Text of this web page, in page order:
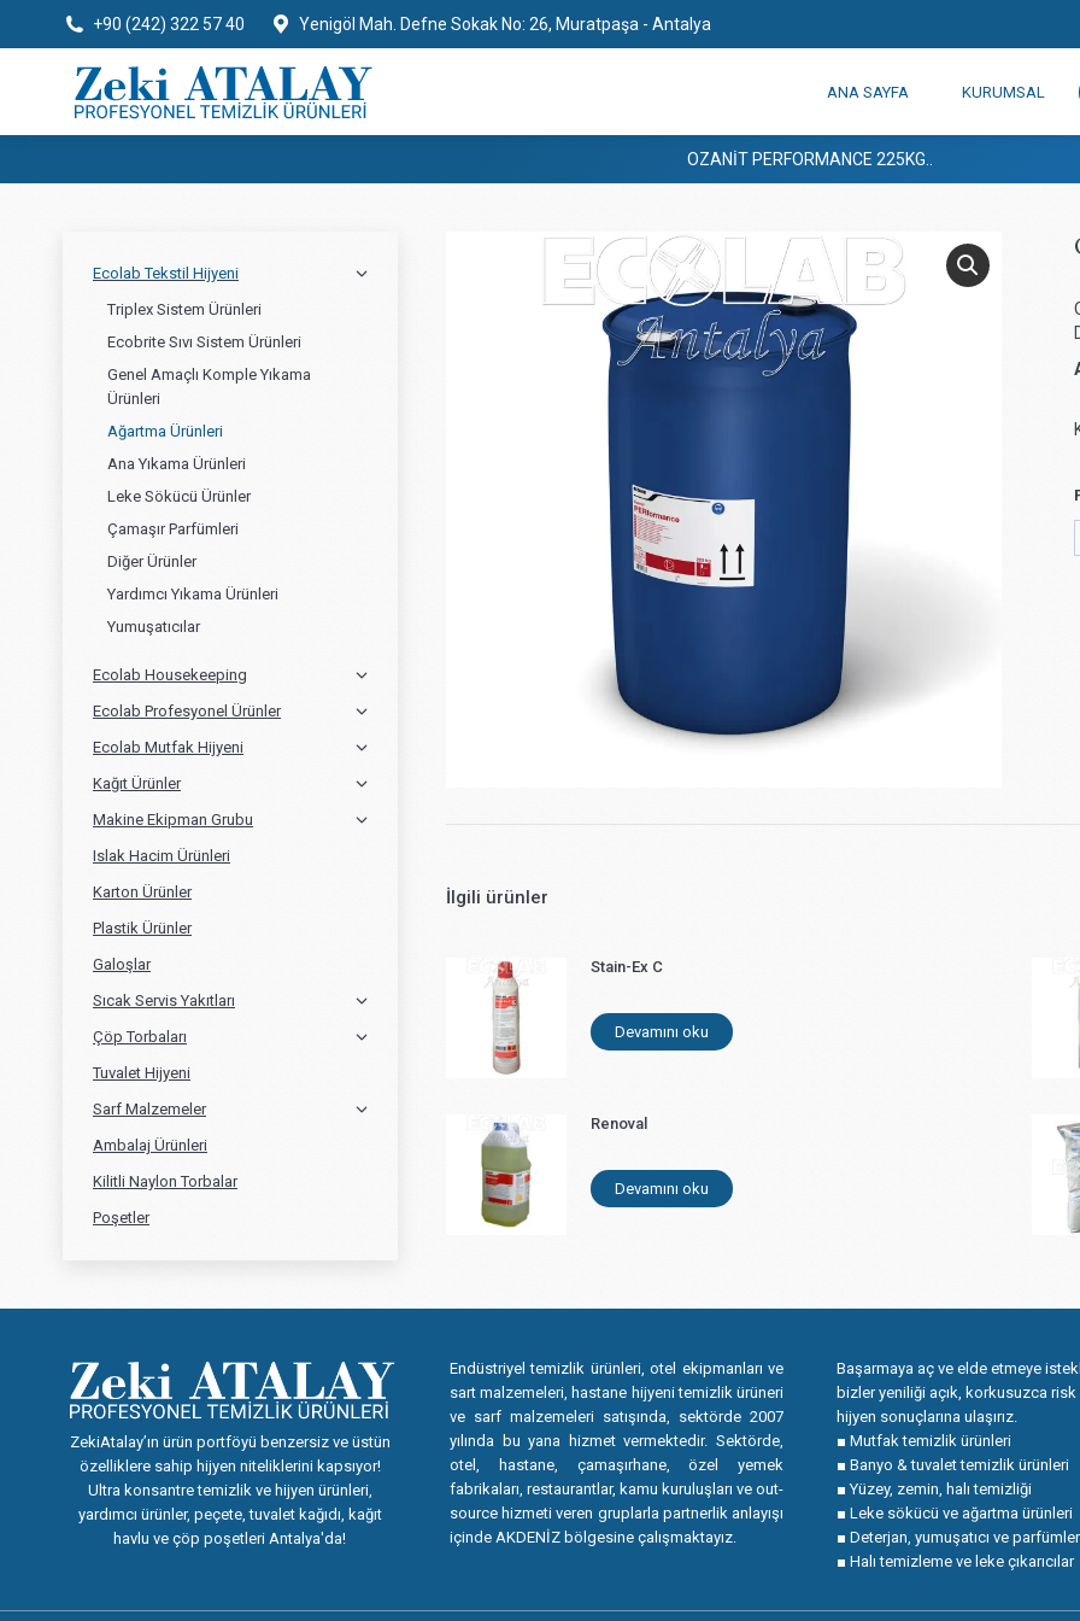
+90 (242) 322 57 40 Yenigöl Mah. Defne Sokak No: 26, Muratpaşa - Antalya
ANA SAYFA KURUMSAL
OZANIT PERFORMANCE 225KG..
İlgili ürünler
Stain-Ex C
Devamını oku
Renoval
Devamını oku
Ecolab Tekstil Hijyeni
Triplex Sistem Ürünleri
Ecobrite Sıvı Sistem Ürünleri
Genel Amaçlı Komple Yıkama
Ürünleri
Ağartma Ürünleri
Ana Yıkama Ürünleri
Leke Sökücü Ürünler
Çamaşır Parfümleri
Diğer Ürünler
Yardımcı Yıkama Ürünleri
Yumuşatıcılar
Ecolab Housekeeping
Ecolab Profesyonel Ürünler
Ecolab Mutfak Hijyeni
Kağıt Ürünler
Makine Ekipman Grubu
Islak Hacim Ürünleri
Karton Ürünler
Plastik Ürünler
Galoşlar
Sıcak Servis Yakıtları
Çöp Torbaları
Tuvalet Hijyeni
Sarf Malzemeler
Ambalaj Ürünleri
Kilitli Naylon Torbalar
Poşetler
ZekiAtalay’ın ürün portföyü benzersiz ve üstün
özelliklere sahip hijyen niteliklerini kapsıyor!
Ultra konsantre temizlik ve hijyen ürünleri,
yardımcı ürünler, peçete, tuvalet kağıdı, kağıt
havlu ve çöp poşetleri Antalya'da!
Endüstriyel temizlik ürünleri, otel ekipmanları ve
sart malzemeleri, hastane hijyeni temizlik ürüneri
ve sarf malzemeleri satışında, sektörde 2007
yılında bu yana hizmet vermektedir. Sektörde,
otel, hastane, çamaşırhane, özel yemek
fabrikaları, restaurantlar, kamu kuruluşları ve out-
source hizmeti veren gruplarla partnerlik anlayışı
içinde AKDENİZ bölgesine çalışmaktayız.
Başarmaya aç ve elde etmeye
bizler yeniliği açık, korkusuzca risk
hijyen sonuçlarına ulaşırız.
■ Mutfak temizlik ürünleri
■ Banyo & tuvalet temizlik ürünleri
■ Yüzey, zemin, halı temizliği
■ Leke sökücü ve ağartma ürünleri
■ Deterjan, yumuşatıcı ve parfümler
■ Halı temizleme ve leke çıkarıcılar